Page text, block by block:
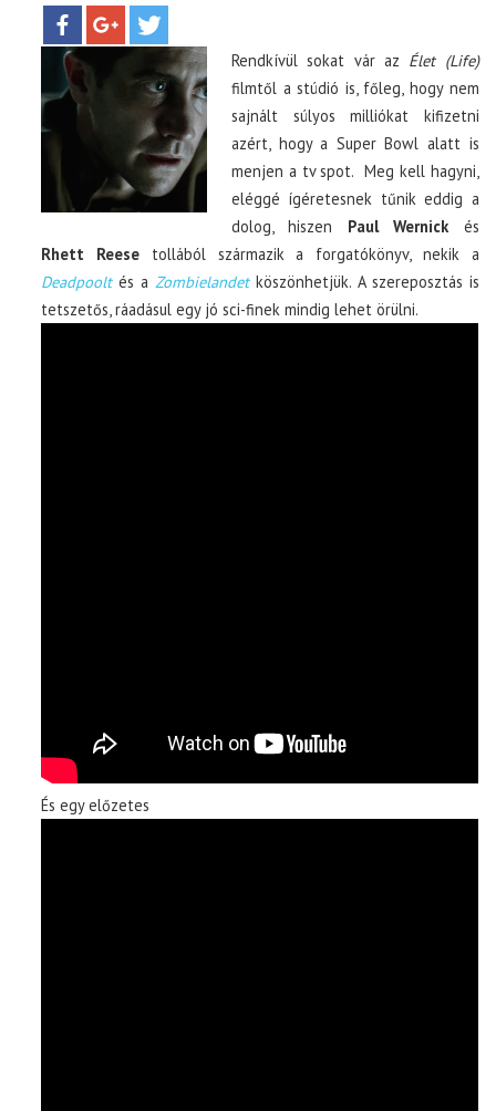
PÓLÓ RENDELÉS
Rendkívül sokat vár az Élet (Life)
filmtől a stúdió is, főleg, hogy nem
sajnált súlyos milliókat kifizetni
azért, hogy a Super Bowl alatt is
menjen a tv spot. Meg kell hagyni,
eléggé ígéretesnek tűnik eddig a
dolog, hiszen Paul Wernick és
Rhett Reese tollából származik a forgatókönyv, nekik a
Deadpooltés aZombielandetköszönhetjük. A szereposztás is
tetszetős, ráadásul egy jó sci-finek mindig lehet örülni.
És egy előzetes